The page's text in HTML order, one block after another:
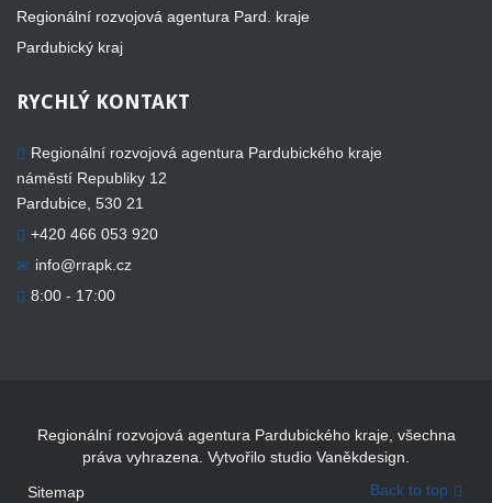
Regionální rozvojová agentura Pard. kraje
Pardubický kraj
RYCHLÝ KONTAKT
Regionální rozvojová agentura Pardubického kraje
náměstí Republiky 12
Pardubice, 530 21
+420 466 053 920
info@rrapk.cz
8:00 - 17:00
Regionální rozvojová agentura Pardubického kraje, všechna
práva vyhrazena. Vytvořilo studio Vaněkdesign.
Sitemap
Back to top